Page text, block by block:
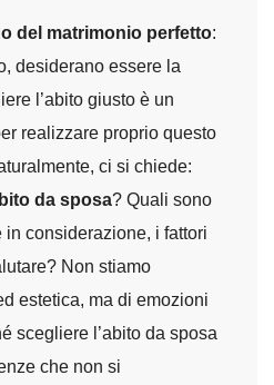
del matrimonio perfetto:
desiderano essere la
l’abito giusto è un
realizzare proprio questo
ci si chiede:
da sposa? Quali sono
considerazione, i fattori
Non stiamo
estetica, ma di emozioni
scegliere l’abito da sposa
che non si